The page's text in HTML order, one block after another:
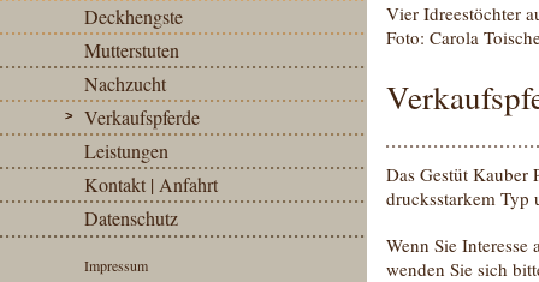
Vier Idreestöchter
Foto: Carola
Das Gestüt Kauber
drucksstarkem Typ
Wenn Sie Interesse
wenden Sie sich
Deckhengste
Mutterstuten
Nachzucht
Verkaufspferde
Leistungen
Kontakt | Anfahrt
Datenschutz
Impressum